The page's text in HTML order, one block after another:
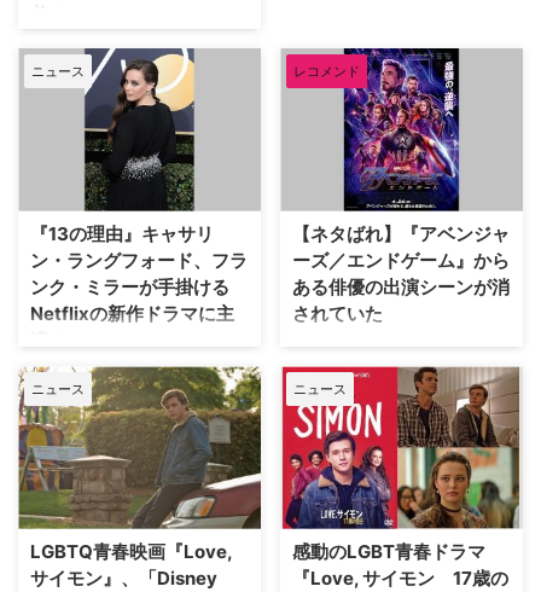
着！
ティーンエイジャーのいじめや自
殺を描くNetflixの問題作『13の
理由』シーズン1＆2で、主人公ハ
ンナを演じたキャサリン・ラング
フォードが主演するNetflixの新作
ドラマ『ニミュエ 選ばれし少女
（原題：Cursed）』。アメコミ
界の巨匠、フランク・ミラー
（『バットマン：ダークナイト
リターンズ』原作）とトム・ウィ
ー…
ニュース
『13の理由』キャサリ
ン・ラングフォード、フラ
ンク・ミラーが手掛ける
Netflixの新作ドラマに主
演！
ティーンのいじめや自殺をテーマ
にしたNetflixのオリジナルドラマ
シリーズ『13の理由』で、主人
公ハンナ・ベイカーを演じたキャ
サリン・ラングフォード。本シリ
ーズで注目された彼女が、 映画
『シン・シティ』シリーズを手掛
けたフランク・ミラーが指揮を執
る、Netflixの新作ドラマ
レコメンド
【ネタばれ】『アベンジャ
ーズ／エンドゲーム』から
ある俳優の出演シーンが消
されていた
シリーズ全作が世界興行収入
TOP10にランクインするという
大ヒットシリーズ『アベンジャー
ズ』の完結編となる『アベンジャ
ーズ／エンドゲーム』。そんな本
作では、ある俳優の出演シーンが
カットされていた。監督であるジ
ョー＆アンソニー・ルッソ兄弟が
Reporterを報じている。 （本記
事は…
ニュース
LGBTQ青春映画『Love,
サイモン』、「Disney
ニュース
感動のLGBT青春ドラマ
『Love, サイモン 17歳の